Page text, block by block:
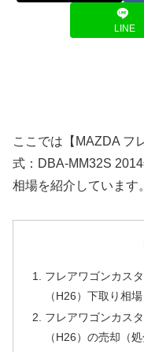
LINE
ここでは【MAZDA フ
式：DBA-MM32S
相場を紹介しています。
フレアワゴンカス
（H26）下取り相
フレアワゴンカス
（H26）の売却（